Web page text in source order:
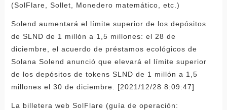
(SolFlare, Sollet, Monedero matemático, etc.)
Solend aumentará el límite superior de los depósitos
de SLND de 1 millón a 1,5 millones: el 28 de
diciembre, el acuerdo de préstamos ecológicos de
Solana Solend anunció que elevará el límite superior
de los depósitos de tokens SLND de 1 millón a 1,5
millones el 30 de diciembre. [2021/12/28 8:09:47]
La billetera web SolFlare (guía de operación: